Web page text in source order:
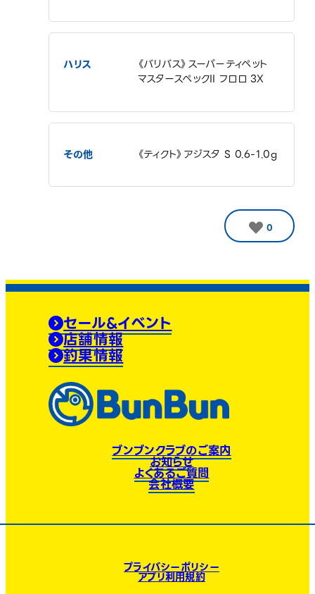
ハリス
《バリバス》スーパーティペット
マスタースペックII フロロ 3X
その他 《ティクト》アジスタ S 0.6-1.0g
0
セール&イベント
店舗情報
釣果情報
ブンブンクラブのご案内
お知らせ
よくあるご質問
会社概要
プライバシーポリシー
アプリ利用規約